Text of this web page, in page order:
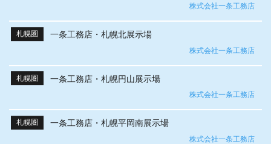
株式会社一条工務店
札幌圏 一条工務店・札幌北展示場
株式会社一条工務店
札幌圏 一条工務店・札幌円山展示場
株式会社一条工務店
札幌圏 一条工務店・札幌平岡南展示場
株式会社一条工務店